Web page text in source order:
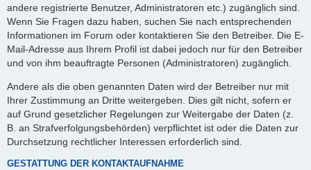
andere registrierte Benutzer, Administratoren etc.) zugänglich sind.
Wenn Sie Fragen dazu haben, suchen Sie nach entsprechenden
Informationen im Forum oder kontaktieren Sie den Betreiber. Die E-
Mail-Adresse aus Ihrem Profil ist dabei jedoch nur für den Betreiber
und von ihm beauftragte Personen (Administratoren) zugänglich.
Andere als die oben genannten Daten wird der Betreiber nur mit
Ihrer Zustimmung an Dritte weitergeben. Dies gilt nicht, sofern er
auf Grund gesetzlicher Regelungen zur Weitergabe der Daten (z.
B. an Strafverfolgungsbehörden) verpflichtet ist oder die Daten zur
Durchsetzung rechtlicher Interessen erforderlich sind.
GESTATTUNG DER KONTAKTAUFNAHME